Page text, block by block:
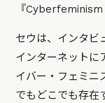
『Cyberfeminism
セウは、インタビ
インターネットに
イバー・フェミニ
でもどこでも存在